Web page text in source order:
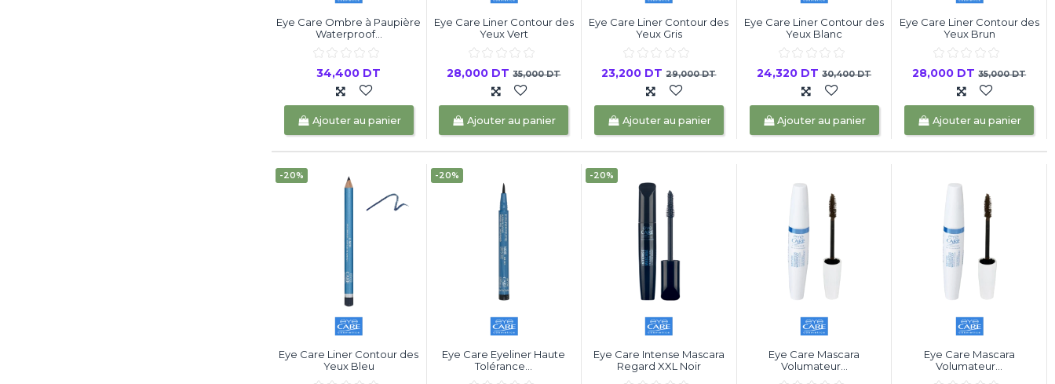
Eye Care Ombre à Paupière
Waterproof...
34,400 DT
Ajouter au panier
Eye Care Liner Contour des
Yeux Vert
28,000 DT35,000 DT
Ajouter au panier
Eye Care Liner Contour des
Yeux Gris
23,200 DT29,000 DT
Ajouter au panier
Eye Care Liner Contour des
Yeux Blanc
24,320 DT30,400 DT
Ajouter au panier
Eye Care Liner Contour des
Yeux Brun
28,000 DT35,000 DT
Ajouter au panier
-20%
Eye Care Liner Contour des
Yeux Bleu
-20%
Eye Care Eyeliner Haute
Tolérance...
-20%
Eye Care Intense Mascara
Regard XXL Noir
Eye Care Mascara
Volumateur...
Eye Care Mascara
Volumateur...